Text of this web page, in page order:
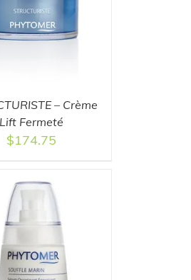
– Crème
Lift Fermeté
$174.75